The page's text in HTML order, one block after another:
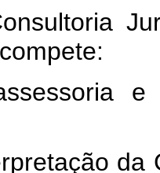
e
da